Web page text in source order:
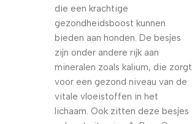
die een krachtige
gezondheidsboost kunnen
bieden aan honden. De besjes
zijn onder andere rijk aan
mineralen zoals kalium, die zorgt
voor een gezond niveau van de
vitale vloeistoffen in het
lichaam. Ook zitten deze besjes